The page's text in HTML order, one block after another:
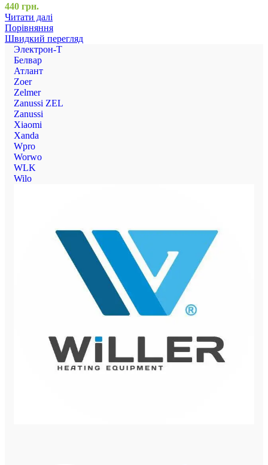
440 грн.
Читати далі
Порівняння
Швидкий перегляд
Электрон-Т
Белвар
Атлант
Zoer
Zelmer
Zanussi ZEL
Zanussi
Xiaomi
Xanda
Wpro
Worwo
WLK
Wilo